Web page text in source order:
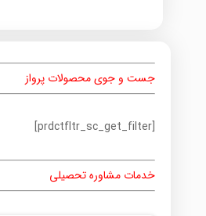
جست و جوی محصولات پرواز
[prdctfltr_sc_get_filter]
خدمات مشاوره تحصیلی